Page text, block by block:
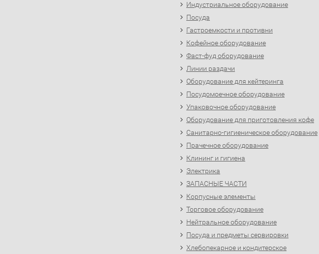
Индустриальное оборудование
Посуда
Гастроемкости и противни
Кофейное оборудование
Фаст-фуд оборудование
Линии раздачи
Оборудование для кейтеринга
Посудомоечное оборудование
Упаковочное оборудование
Оборудование для приготовления кофе
Санитарно-гигиеническое оборудование
Прачечное оборудование
Клининг и гигиена
Электрика
ЗАПАСНЫЕ ЧАСТИ
Корпусные элементы
Торговое оборудование
Нейтральное оборудование
Посуда и предметы сервировки
Хлебопекарное и кондитерское